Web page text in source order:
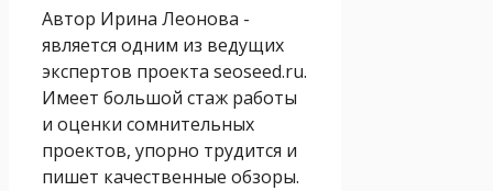
Автор Ирина Леонова -
является одним из ведущих
экспертов проекта seoseed.ru.
Имеет большой стаж работы
и оценки сомнительных
проектов, упорно трудится и
пишет качественные обзоры.